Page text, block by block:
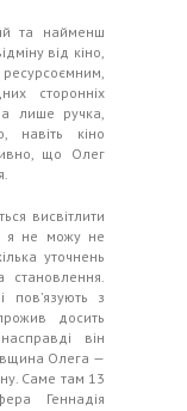
та найменш
від кіно,
сторонніх
лише ручка,
навіть кіно
що Олег
висвітлити
я не можу не
уточнень
пов’язують з
досить
він
Олега —
Саме там 13
Геннадія